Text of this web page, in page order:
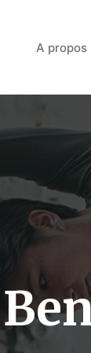
A propos